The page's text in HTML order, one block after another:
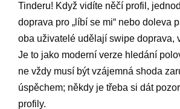
Tinderu! Když vidíte něčí profil,
doprava pro „líbí se mi“ nebo doleva
oba uživatelé udělají swipe doprava,
Je to jako moderní verze hledání
ne vždy musí být vzájemná shoda
úspěchem; někdy je třeba si dát
profily.